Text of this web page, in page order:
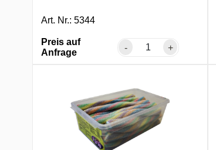
Art. Nr.: 5344
Preis auf
Anfrage
- +